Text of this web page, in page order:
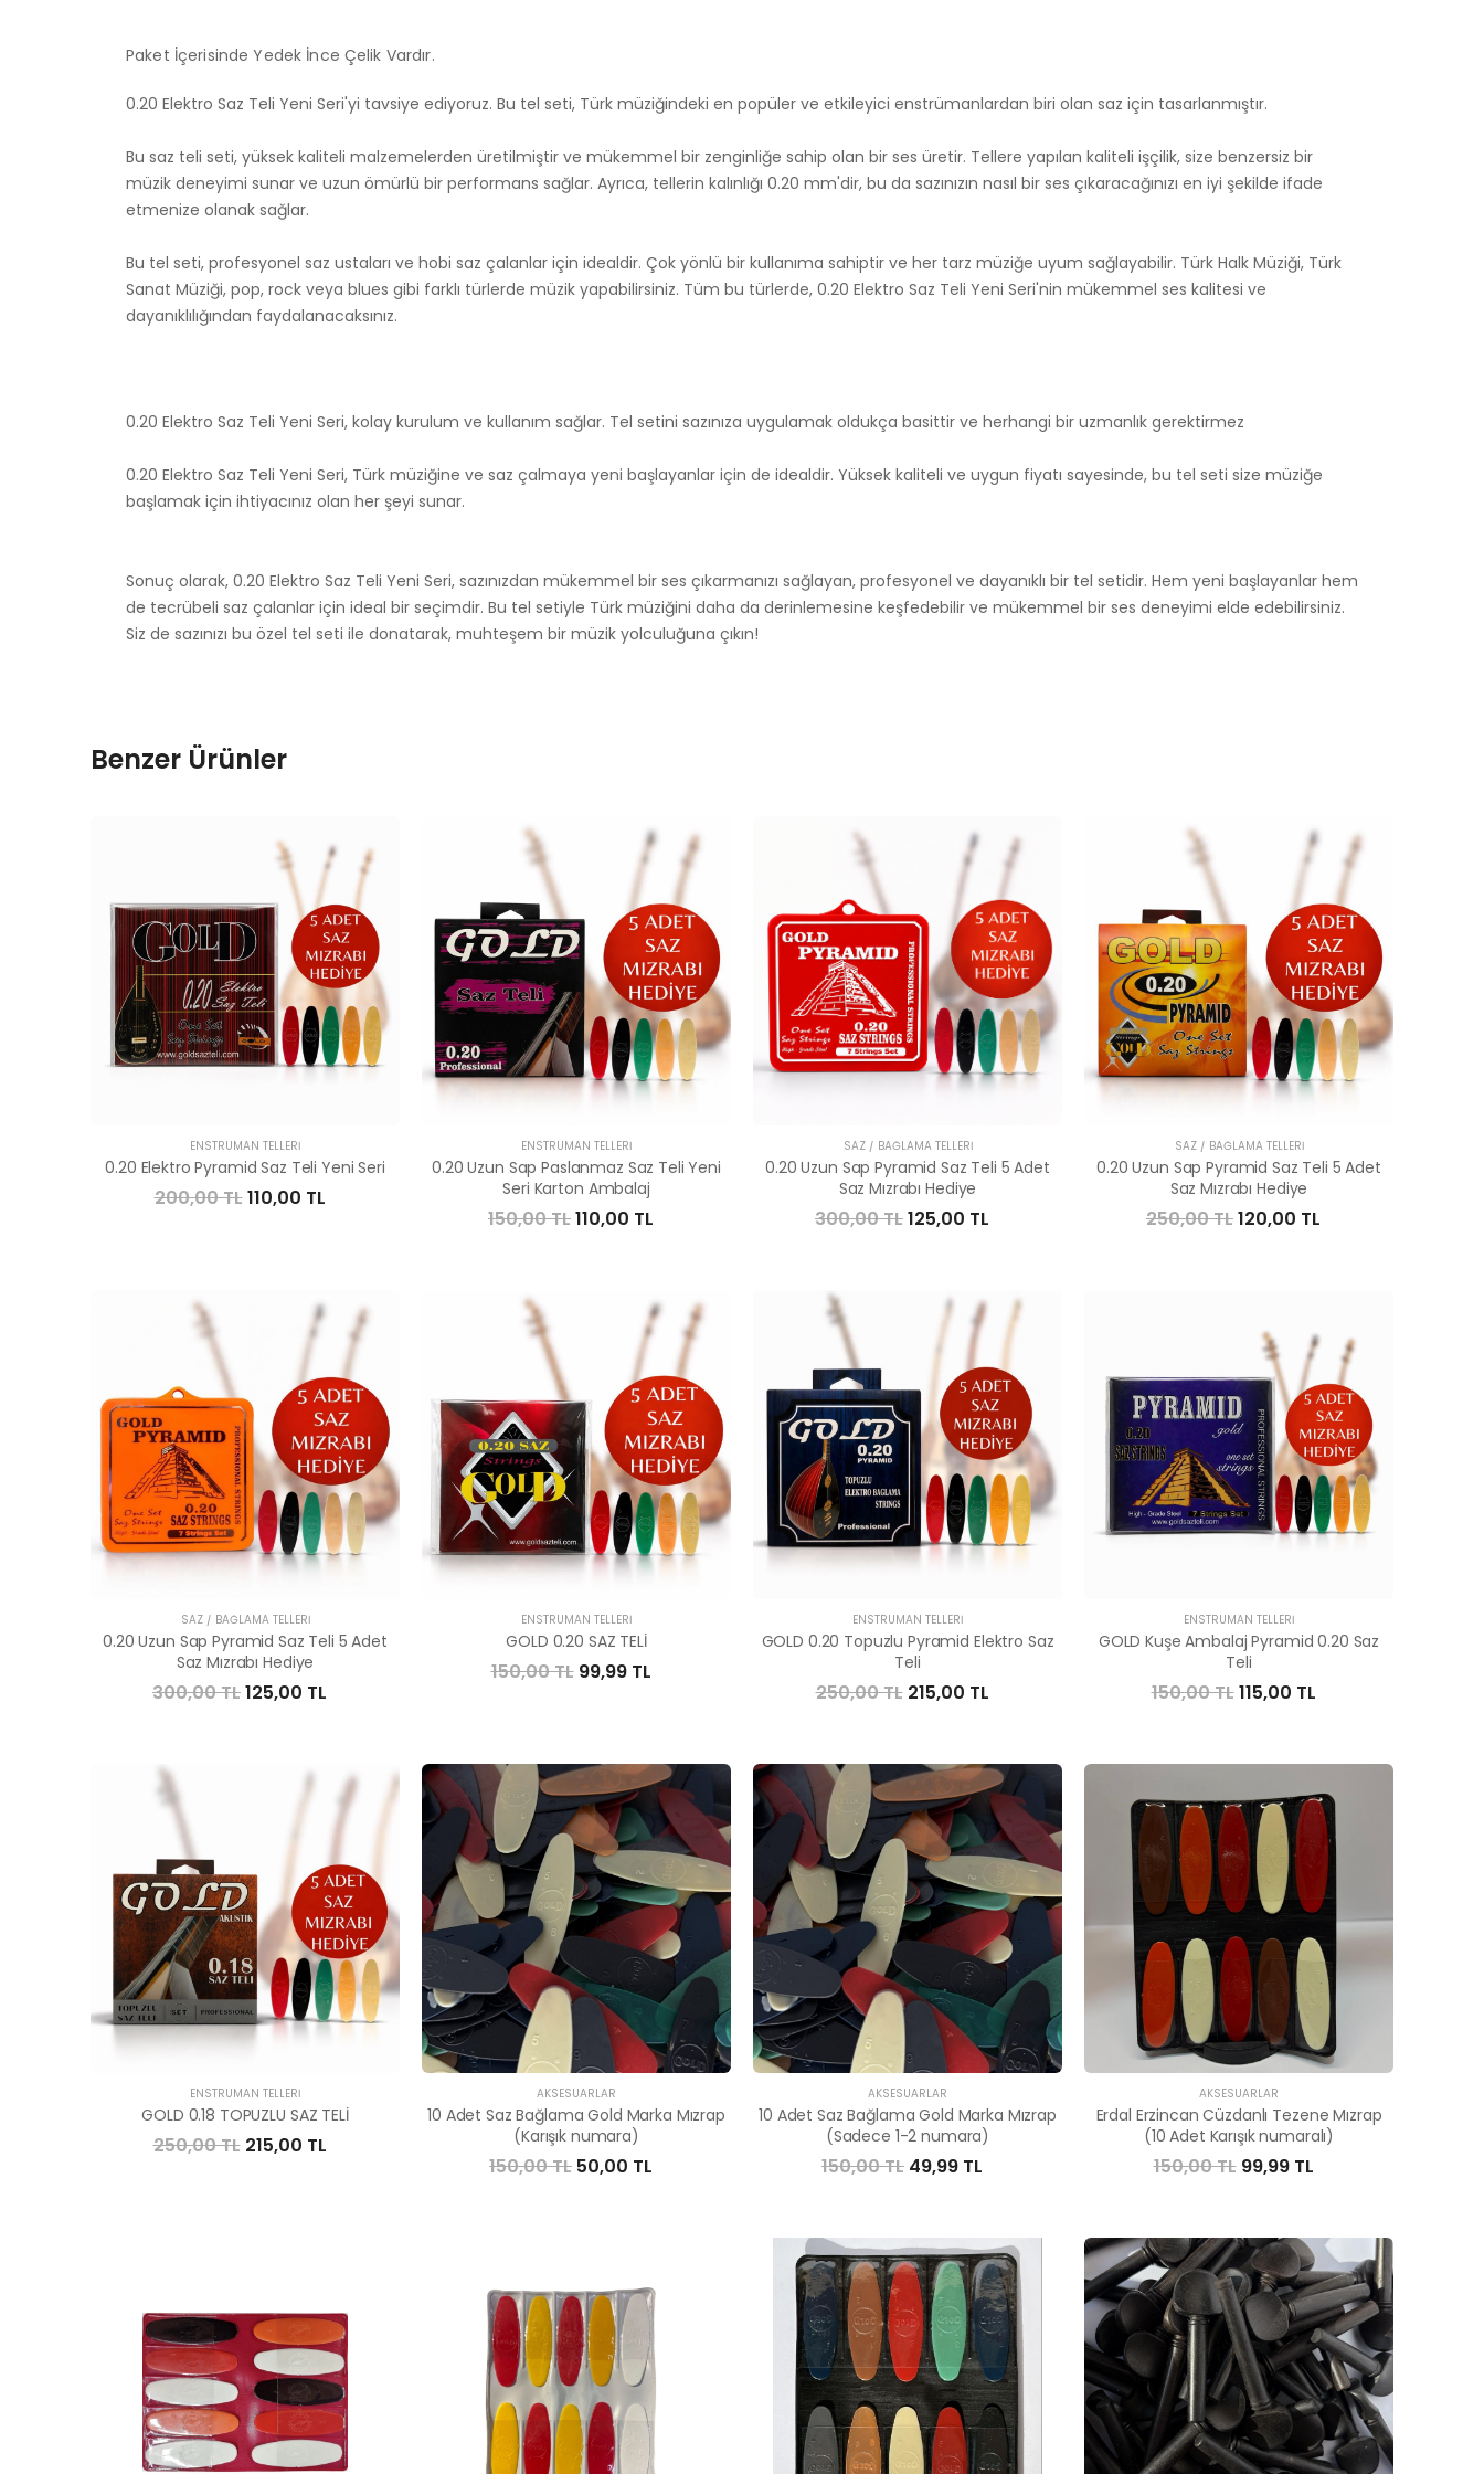
Paket İçerisinde Yedek İnce Çelik Vardır.
0.20 Elektro Saz Teli Yeni Seri'yi tavsiye ediyoruz. Bu tel seti, Türk müziğindeki en popüler ve etkileyici enstrümanlardan biri olan saz için tasarlanmıştır.
Bu saz teli seti, yüksek kaliteli malzemelerden üretilmiştir ve mükemmel bir zenginliğe sahip olan bir ses üretir. Tellere yapılan kaliteli işçilik, size benzersiz bir
müzik deneyimi sunar ve uzun ömürlü bir performans sağlar. Ayrıca, tellerin kalınlığı 0.20 mm'dir, bu da sazınızın nasıl bir ses çıkaracağınızı en iyi şekilde ifade
etmenize olanak sağlar.
Bu tel seti, profesyonel saz ustaları ve hobi saz çalanlar için idealdir. Çok yönlü bir kullanıma sahiptir ve her tarz müziğe uyum sağlayabilir. Türk Halk Müziği, Türk
Sanat Müziği, pop, rock veya blues gibi farklı türlerde müzik yapabilirsiniz. Tüm bu türlerde, 0.20 Elektro Saz Teli Yeni Seri'nin mükemmel ses kalitesi ve
dayanıklılığından faydalanacaksınız.
0.20 Elektro Saz Teli Yeni Seri, kolay kurulum ve kullanım sağlar. Tel setini sazınıza uygulamak oldukça basittir ve herhangi bir uzmanlık gerektirmez
0.20 Elektro Saz Teli Yeni Seri, Türk müziğine ve saz çalmaya yeni başlayanlar için de idealdir. Yüksek kaliteli ve uygun fiyatı sayesinde, bu tel seti size müziğe
başlamak için ihtiyacınız olan her şeyi sunar.
Sonuç olarak, 0.20 Elektro Saz Teli Yeni Seri, sazınızdan mükemmel bir ses çıkarmanızı sağlayan, profesyonel ve dayanıklı bir tel setidir. Hem yeni başlayanlar hem
de tecrübeli saz çalanlar için ideal bir seçimdir. Bu tel setiyle Türk müziğini daha da derinlemesine keşfedebilir ve mükemmel bir ses deneyimi elde edebilirsiniz.
Siz de sazınızı bu özel tel seti ile donatarak, muhteşem bir müzik yolculuğuna çıkın!
Benzer Ürünler
ENSTRÜMAN TELLERI
0.20 Elektro Pyramid Saz Teli Yeni Seri
200,00 TL110,00 TL
ENSTRÜMAN TELLERI
0.20 Uzun Sap Paslanmaz Saz Teli Yeni
Seri Karton Ambalaj
150,00 TL110,00 TL
SAZ / BAĞLAMA TELLERI
0.20 Uzun Sap Pyramid Saz Teli 5 Adet
Saz Mızrabı Hediye
300,00 TL125,00 TL
SAZ / BAĞLAMA TELLERI
0.20 Uzun Sap Pyramid Saz Teli 5 Adet
Saz Mızrabı Hediye
250,00 TL120,00 TL
SAZ / BAĞLAMA TELLERI
0.20 Uzun Sap Pyramid Saz Teli 5 Adet
Saz Mızrabı Hediye
300,00 TL125,00 TL
ENSTRÜMAN TELLERI
GOLD 0.20 SAZ TELİ
150,00 TL 99,99 TL
ENSTRÜMAN TELLERI
GOLD 0.20 Topuzlu Pyramid Elektro Saz
Teli
250,00 TL 215,00 TL
ENSTRÜMAN TELLERI
GOLD Kuşe Ambalaj Pyramid 0.20 Saz
Teli
150,00 TL115,00 TL
ENSTRÜMAN TELLERI
GOLD 0.18 TOPUZLU SAZ TELİ
250,00 TL 215,00 TL
AKSESUARLAR
10 Adet Saz Bağlama Gold Marka Mızrap
(Karışık numara)
150,00 TL 50,00 TL
AKSESUARLAR
10 Adet Saz Bağlama Gold Marka Mızrap
(Sadece 1-2 numara)
150,00 TL 49,99 TL
AKSESUARLAR
Erdal Erzincan Cüzdanlı Tezene Mızrap
(10 Adet Karışık numaralı)
150,00 TL 99,99 TL